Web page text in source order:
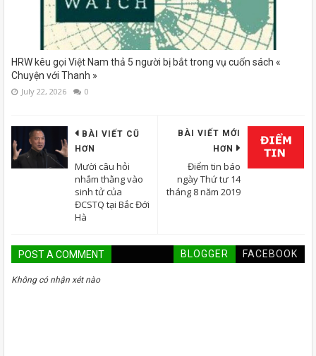
HRW kêu gọi Việt Nam thả 5 người bị bắt trong vụ cuốn sách «
Chuyện với Thanh »
July 22, 2026 0
BÀI VIẾT MỚI
HƠN
Điểm tin báo
ngày Thứ tư 14
tháng 8 năm 2019
BÀI VIẾT CŨ
HƠN
Mười câu hỏi
nhắm thằng vào
sinh tử của
ĐCSTQ tại Bắc Đới
Hà
POST A COMMENT BLOGGER FACEBOOK
Không có nhận xét nào